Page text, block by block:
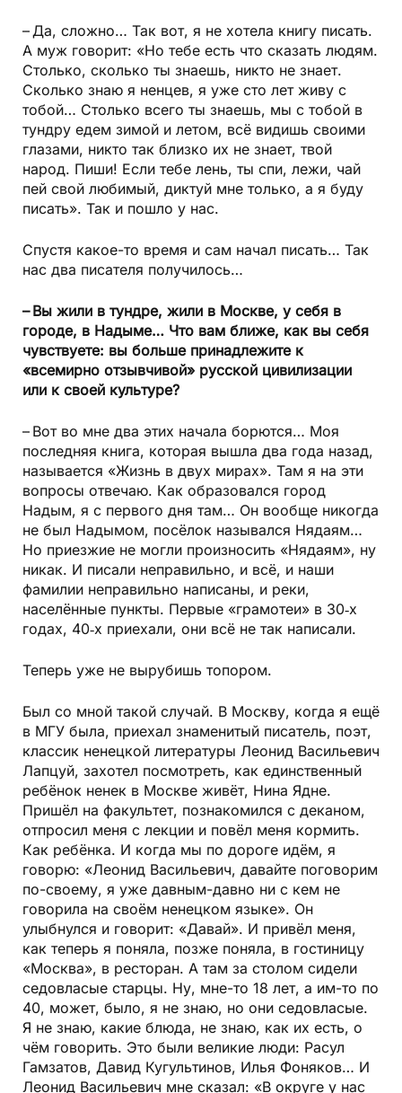
– Да, сложно… Так вот, я не хотела книгу писать.
А муж говорит: «Но тебе есть что сказать людям.
Столько, сколько ты знаешь, никто не знает.
Сколько знаю я ненцев, я уже сто лет живу с
тобой… Столько всего ты знаешь, мы с тобой в
тундру едем зимой и летом, всё видишь своими
глазами, никто так близко их не знает, твой
народ. Пиши! Если тебе лень, ты спи, лежи, чай
пей свой любимый, диктуй мне только, а я буду
писать». Так и пошло у нас.
Спустя какое-то время и сам начал писать… Так
нас два писателя получилось…
– Вы жили в тундре, жили в Москве, у себя в
городе, в Надыме… Что вам ближе, как вы себя
чувствуете: вы больше принадлежите к
«всемирно отзывчивой» русской цивилизации
или к своей культуре?
– Вот во мне два этих начала борются… Моя
последняя книга, которая вышла два года назад,
называется «Жизнь в двух мирах». Там я на эти
вопросы отвечаю. Как образовался город
Надым, я с первого дня там… Он вообще никогда
не был Надымом, посёлок назывался Нядаям…
Но приезжие не могли произносить «Нядаям», ну
никак. И писали неправильно, и всё, и наши
фамилии неправильно написаны, и реки,
населённые пункты. Первые «грамотеи» в 30‑х
годах, 40‑х приехали, они всё не так написали.
Теперь уже не вырубишь топором.
Был со мной такой случай. В Москву, когда я ещё
в МГУ была, приехал знаменитый писатель, поэт,
классик ненецкой литературы Леонид Васильевич
Лапцуй, захотел посмотреть, как единственный
ребёнок ненек в Москве живёт, Нина Ядне.
Пришёл на факультет, познакомился с деканом,
отпросил меня с лекции и повёл меня кормить.
Как ребёнка. И когда мы по дороге идём, я
говорю: «Леонид Васильевич, давайте поговорим
по-своему, я уже давным-давно ни с кем не
говорила на своём ненецком языке». Он
улыбнулся и говорит: «Давай». И привёл меня,
как теперь я поняла, позже поняла, в гостиницу
«Москва», в ресторан. А там за столом сидели
седовласые старцы. Ну, мне-то 18 лет, а им-то по
40, может, было, я не знаю, но они седовласые.
Я не знаю, какие блюда, не знаю, как их есть, о
чём говорить. Это были великие люди: Расул
Гамзатов, Давид Кугультинов, Илья Фоняков… И
Леонид Васильевич мне сказал: «В округе у нас